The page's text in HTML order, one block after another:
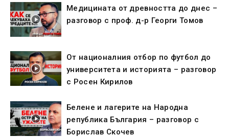
Медицината от древността до днес –
разговор с проф. д-р Георги Томов
От националния отбор по футбол до
университета и историята – разговор
с Росен Кирилов
Белене и лагерите на Народна
република България – разговор с
Борислав Скочев